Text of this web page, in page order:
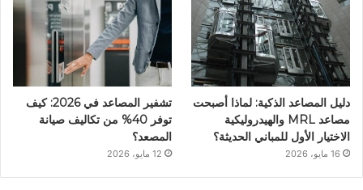
دليل المصاعد الذكية: لماذا أصبحت
مصاعد MRL والهيدروليكية
الاختيار الأول للمباني الحديثة؟
16 مايو، 2026
تشفير المصاعد في 2026: كيف
توفر 40% من تكاليف صيانة
المصعد؟
12 مايو، 2026